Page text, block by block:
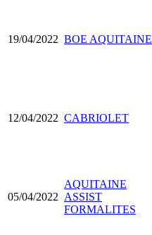
19/04/2022 BOE AQUITAINE
12/04/2022 CABRIOLET
05/04/2022
AQUITAINE
ASSIST
FORMALITES